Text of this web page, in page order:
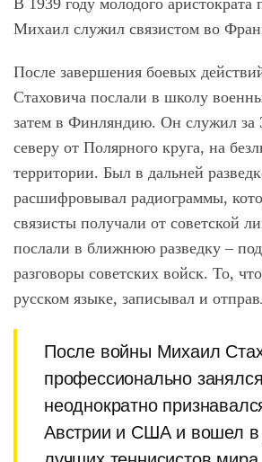
В 1939 году молодого
Михаил служил связистом во
После завершения боевых
Стаховича послали в школу
затем в Финляндию. Он служил за
северу от Полярного круга, на
территории. Был в дальней
расшифровывал радиограммы,
связисты получали от советской
послали в ближнюю разведку –
разговоры советских войск. То,
русском языке, записывал и
После войны Михаил
профессионально
неоднократно
Австрии и США и вошел в